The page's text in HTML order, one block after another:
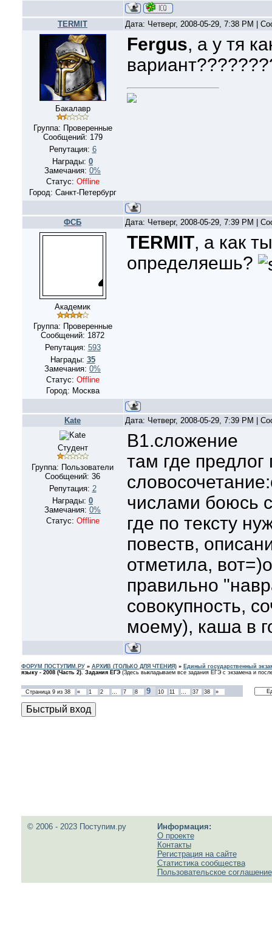
TERMIT Дата: Четверг, 2008-05-29, 7:38 PM |
Бакалавр
Группа: Проверенные
Сообщений: 179
Репутация: 6
Награды: 0
Замечания: 0%
Статус: Offline
Город: Санкт-Петербург
Fergus, а у тя
ФСБ Дата: Четверг, 2008-05-29, 7:39 PM |
Академик
Группа: Проверенные
Сообщений: 1872
Репутация: 593
Награды: 35
Замечания: 0%
Статус: Offline
Город: Москва
TERMIT, а как
определяешь?
Kate Дата: Четверг, 2008-05-29, 7:39 PM |
Студент
Группа: Пользователи
Сообщений: 36
Репутация: 2
Награды: 0
Замечания: 0%
Статус: Offline
В1.сложение
там где
числами боюсь
где по тексту
повеств,
отметила,
правильно
совокупность,
моему), каша в
ФОРУМ ПОСТУПИМ.РУ» АРХИВ (ТОЛЬКО ДЛЯ ЧТЕНИЯ)» Единый государственный
языку - 2008 (Часть 2). Задания ЕГЭ (Здесь выкладываем все задания ЕГЭ с экзамена и
Страница 9из 38 « 1 2 … 7 8 9 10 11 … 37 38 »
© 2006 - 2023 Поступим.ру
Информация:
О проекте
Контакты
Регистрация на сайте
Статистика сообщества
Пользовательское соглашение